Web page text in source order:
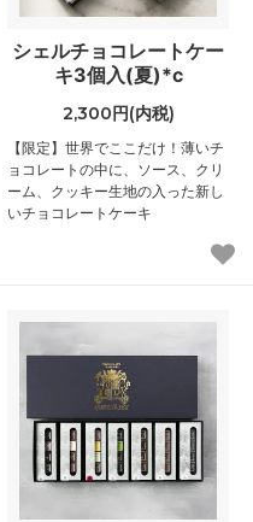
シェルチョコレートケー
キ3個入(夏)*c
2,300円(内税)
【限定】世界でここだけ！薄いチ
ョコレートの中に、ソース、クリ
ーム、クッキー生地の入った新し
いチョコレートケーキ